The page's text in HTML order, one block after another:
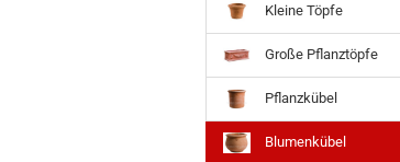
Kleine Töpfe
Große Pflanztöpfe
Pflanzkübel
Blumenkübel